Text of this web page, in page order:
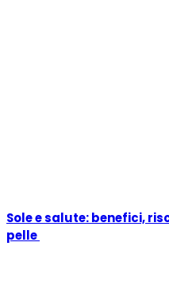
Sole e salute: benefici,
pelle